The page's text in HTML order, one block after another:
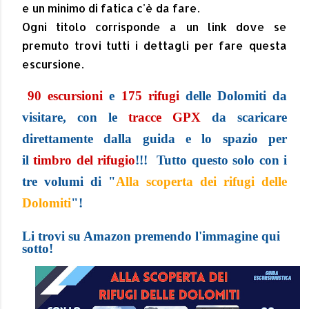
e un minimo di fatica c'è da fare.
Ogni titolo corrisponde a un link dove se
premuto trovi tutti i dettagli per fare questa
escursione.
90 escursionie 175 rifugi delle Dolomiti da
visitare, con le tracce GPX da scaricare
direttamente dalla guida e lo spazio per
il timbro del rifugio!!! Tutto questo solo con i
tre volumi di "Alla scoperta dei rifugi delle
Dolomiti"!
Li trovi su Amazon premendo l'immagine qui
sotto!